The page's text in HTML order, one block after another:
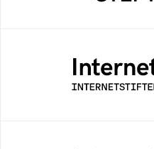
Samlad kunskap
säker och